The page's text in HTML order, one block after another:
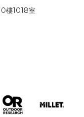
樓1018室